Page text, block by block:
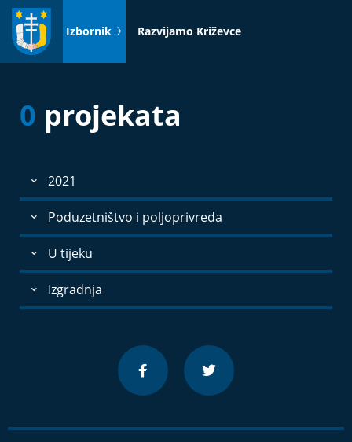
Idi
sadržaj
Izbornik Razvijamo Križevce
0 projekata
2021
Poduzetništvo i poljoprivreda
U tijeku
Izgradnja